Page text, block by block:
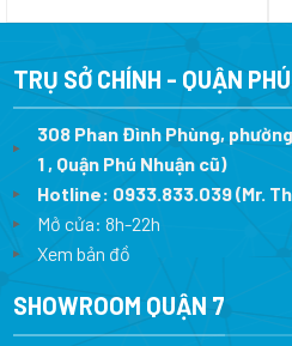
TRỤ SỞ CHÍNH - QUẬN
308 Phan Đình Phùng,
1 , Quận Phú Nhuận cũ)
Hotline: 0933.833.039(Mr.
Mở cửa: 8h-22h
Xem bản đồ
SHOWROOM QUẬN 7